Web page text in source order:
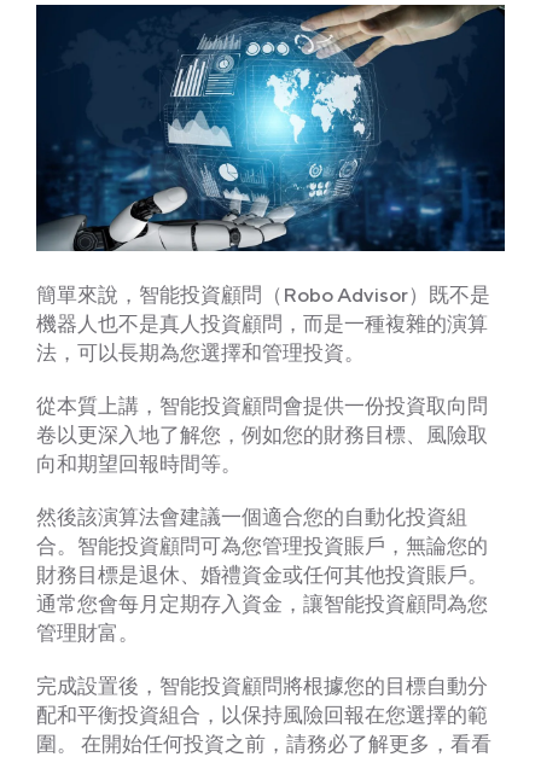
簡單來說，智能投資顧問（Robo Advisor）既不是
機器人也不是真人投資顧問，而是一種複雜的演算
法，可以長期為您選擇和管理投資。
從本質上講，智能投資顧問會提供一份投資取向問
卷以更深入地了解您，例如您的財務目標、風險取
向和期望回報時間等。
然後該演算法會建議一個適合您的自動化投資組
合。智能投資顧問可為您管理投資賬戶，無論您的
財務目標是退休、婚禮資金或任何其他投資賬戶。
通常您會每月定期存入資金，讓智能投資顧問為您
管理財富。
完成設置後，智能投資顧問將根據您的目標自動分
配和平衡投資組合，以保持風險回報在您選擇的範
圍。 在開始任何投資之前，請務必了解更多，看看